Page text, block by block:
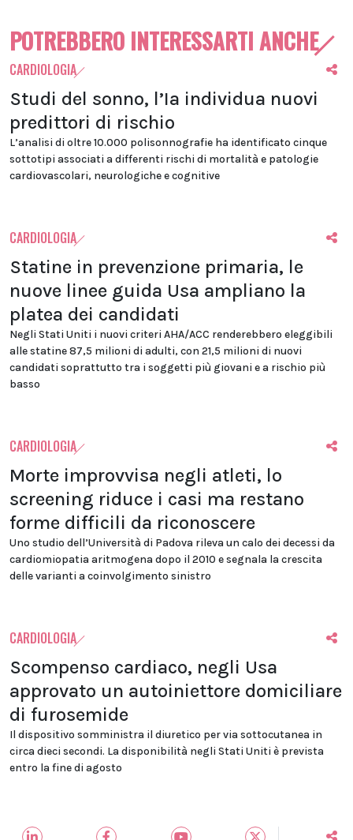
POTREBBERO INTERESSARTI ANCHE
CARDIOLOGIA
Studi del sonno, l’Ia individua nuovi
predittori di rischio
L’analisi di oltre 10.000 polisonnografie ha identificato cinque
sottotipi associati a differenti rischi di mortalità e patologie
cardiovascolari, neurologiche e cognitive
CARDIOLOGIA
Statine in prevenzione primaria, le
nuove linee guida Usa ampliano la
platea dei candidati
Negli Stati Uniti i nuovi criteri AHA/ACC renderebbero eleggibili
alle statine 87,5 milioni di adulti, con 21,5 milioni di nuovi
candidati soprattutto tra i soggetti più giovani e a rischio più
basso
CARDIOLOGIA
Morte improvvisa negli atleti, lo
screening riduce i casi ma restano
forme difficili da riconoscere
Uno studio dell’Università di Padova rileva un calo dei decessi da
cardiomiopatia aritmogena dopo il 2010 e segnala la crescita
delle varianti a coinvolgimento sinistro
CARDIOLOGIA
Scompenso cardiaco, negli Usa
approvato un autoiniettore domiciliare
di furosemide
Il dispositivo somministra il diuretico per via sottocutanea in
circa dieci secondi. La disponibilità negli Stati Uniti è prevista
entro la fine di agosto